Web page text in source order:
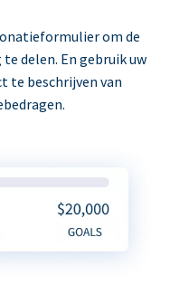
om de
delen. En gebruik uw
te beschrijven van